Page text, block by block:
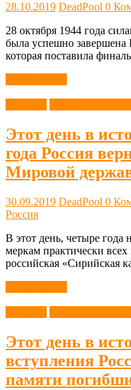
28.10.2019 DeadPool 0
28 октября 1944 года
была успешно завершена
которая поставила
Этот день в
года Россия
Мировой
30.09.2019 DeadPool 0
Россия
В этот день, четыре года
меркам практически
российская «Сирийская
Этот день в
вступления
памяти